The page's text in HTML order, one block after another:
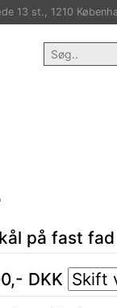
13 st., 1210
på fast fad
,- DKK